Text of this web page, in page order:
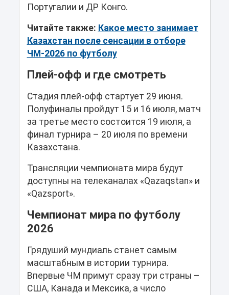
Португалии и ДР Конго.
Читайте также: Какое место занимает
Казахстан после сенсации в отборе
ЧМ-2026 по футболу
Плей-офф и где смотреть
Стадия плей-офф стартует 29 июня.
Полуфиналы пройдут 15 и 16 июля, матч
за третье место состоится 19 июля, а
финал турнира – 20 июля по времени
Казахстана.
Трансляции чемпионата мира будут
доступны на телеканалах «Qazaqstan» и
«Qazsport».
Чемпионат мира по футболу
2026
Грядуший мундиаль станет самым
масштабным в истории турнира.
Впервые ЧМ примут сразу три страны –
США, Канада и Мексика, а число